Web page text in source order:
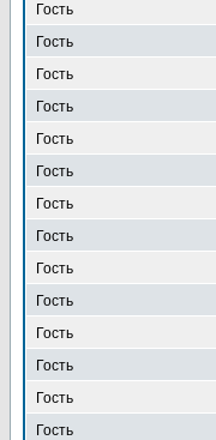
Гость
Гость
Гость
Гость
Гость
Гость
Гость
Гость
Гость
Гость
Гость
Гость
Гость
Гость